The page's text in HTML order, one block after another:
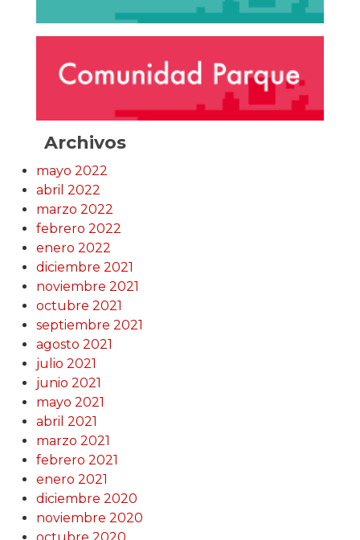
Archivos
mayo 2022
abril 2022
marzo 2022
febrero 2022
enero 2022
diciembre 2021
noviembre 2021
octubre 2021
septiembre 2021
agosto 2021
julio 2021
junio 2021
mayo 2021
abril 2021
marzo 2021
febrero 2021
enero 2021
diciembre 2020
noviembre 2020